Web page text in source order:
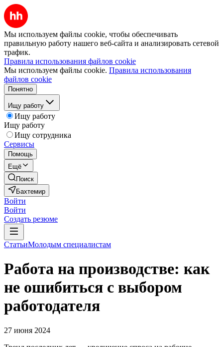
Мы используем файлы cookie, чтобы обеспечивать
правильную работу нашего веб-сайта и анализировать сетевой
трафик.
Правила использования файлов cookie
Мы используем файлы cookie. Правила использования
файлов cookie
Понятно
Ищу работу
Ищу работу
Ищу работу
Ищу сотрудника
Сервисы
Помощь
Ещё
Поиск
Бахтемир
Войти
Войти
Создать резюме
СтатьиМолодым специалистам
Работа на производстве: как
не ошибиться с выбором
работодателя
27 июня 2024